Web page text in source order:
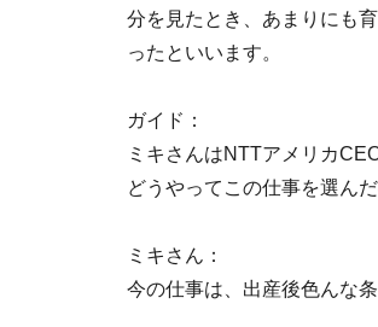
分を見たとき、あまりにも
ったといいます。
ガイド：
ミキさんはNTTアメリカ
どうやってこの仕事を選ん
ミキさん：
今の仕事は、出産後色んな